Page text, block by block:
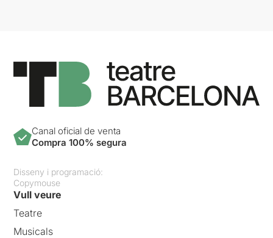
Canal oficial de venta
Compra 100% segura
Disseny i programació:
Copymouse
Vull veure
Teatre
Musicals